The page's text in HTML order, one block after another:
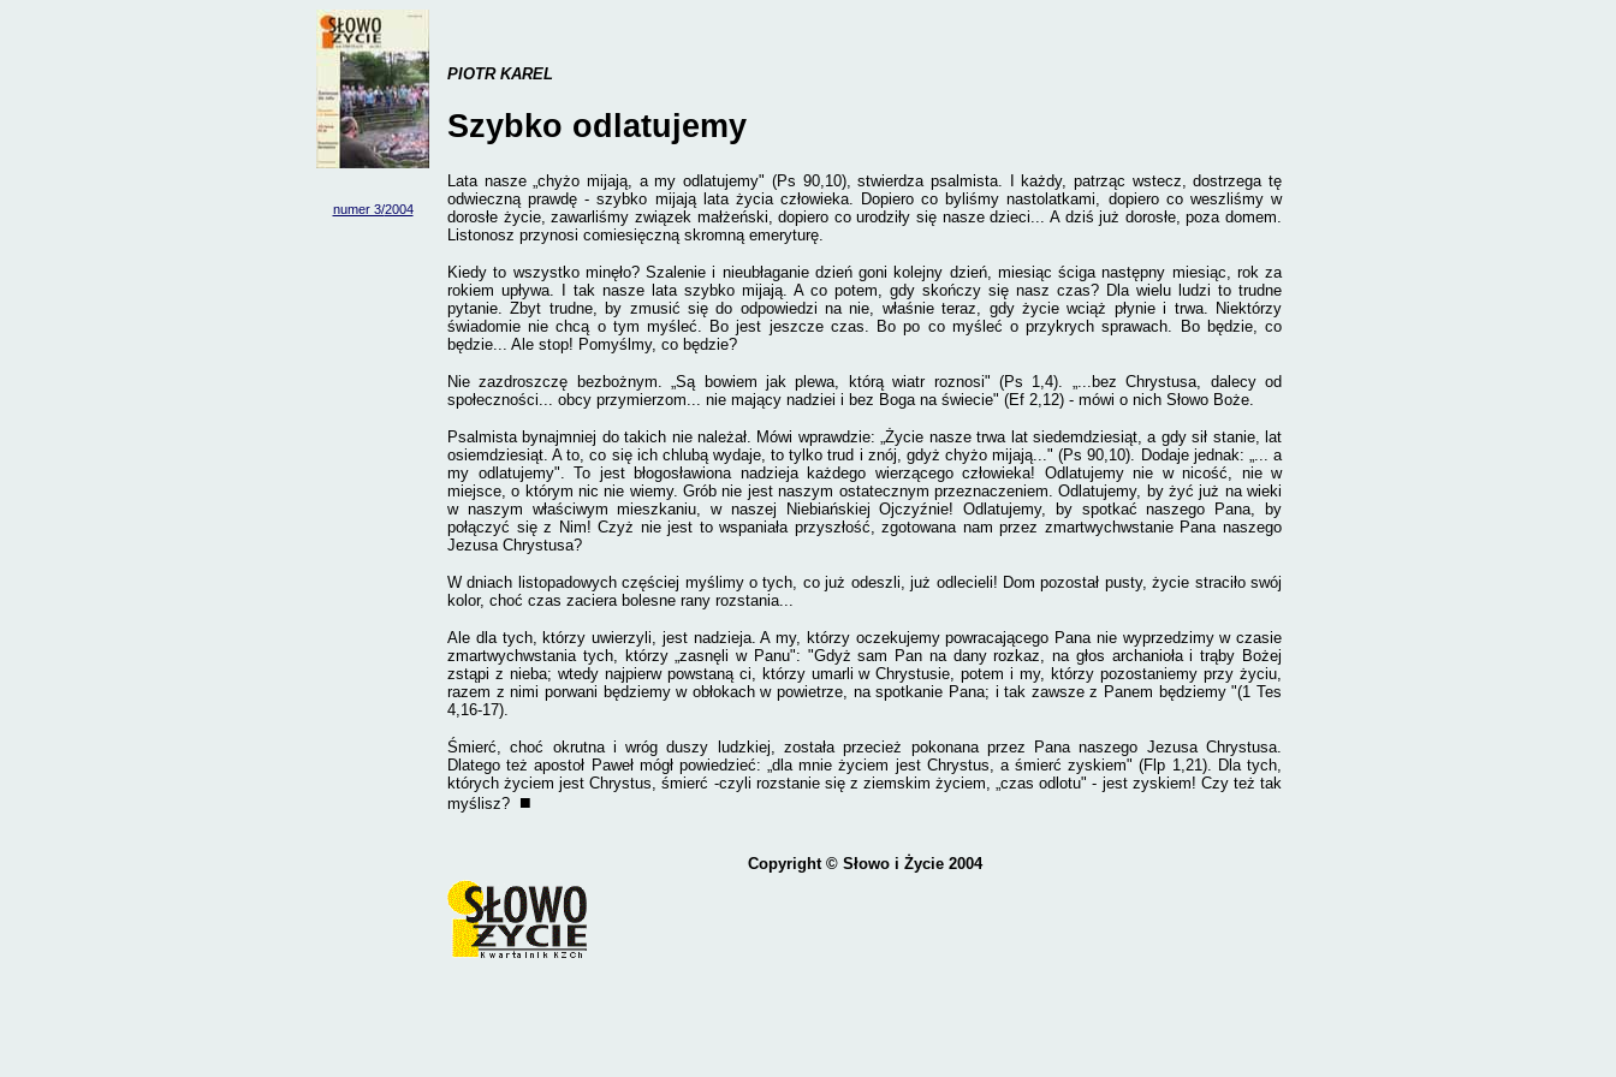
numer 3/2004
PIOTR KAREL
Szybko odlatujemy
Lata nasze „chyżo mijają, a my odlatujemy" (Ps 90,10), stwierdza psalmista. I każdy, patrząc wstecz, dostrzega tę
odwieczną prawdę - szybko mijają lata życia człowieka. Dopiero co byliśmy nastolatkami, dopiero co weszliśmy w
dorosłe życie, zawarliśmy związek małżeński, dopiero co urodziły się nasze dzieci... A dziś już dorosłe, poza domem.
Listonosz przynosi comiesięczną skromną emeryturę.
Kiedy to wszystko minęło? Szalenie i nieubłaganie dzień goni kolejny dzień, miesiąc ściga następny miesiąc, rok za
rokiem upływa. I tak nasze lata szybko mijają. A co potem, gdy skończy się nasz czas? Dla wielu ludzi to trudne
pytanie. Zbyt trudne, by zmusić się do odpowiedzi na nie, właśnie teraz, gdy życie wciąż płynie i trwa. Niektórzy
świadomie nie chcą o tym myśleć. Bo jest jeszcze czas. Bo po co myśleć o przykrych sprawach. Bo będzie, co
będzie... Ale stop! Pomyślmy, co będzie?
Nie zazdroszczę bezbożnym. „Są bowiem jak plewa, którą wiatr roznosi" (Ps 1,4). „...bez Chrystusa, dalecy od
społeczności... obcy przymierzom... nie mający nadziei i bez Boga na świecie" (Ef 2,12) - mówi o nich Słowo Boże.
Psalmista bynajmniej do takich nie należał. Mówi wprawdzie: „Życie nasze trwa lat siedemdziesiąt, a gdy sił stanie, lat
osiemdziesiąt. A to, co się ich chlubą wydaje, to tylko trud i znój, gdyż chyżo mijają..." (Ps 90,10). Dodaje jednak: „... a
my odlatujemy". To jest błogosławiona nadzieja każdego wierzącego człowieka! Odlatujemy nie w nicość, nie w
miejsce, o którym nic nie wiemy. Grób nie jest naszym ostatecznym przeznaczeniem. Odlatujemy, by żyć już na wieki
w naszym właściwym mieszkaniu, w naszej Niebiańskiej Ojczyźnie! Odlatujemy, by spotkać naszego Pana, by
połączyć się z Nim! Czyż nie jest to wspaniała przyszłość, zgotowana nam przez zmartwychwstanie Pana naszego
Jezusa Chrystusa?
W dniach listopadowych częściej myślimy o tych, co już odeszli, już odlecieli! Dom pozostał pusty, życie straciło swój
kolor, choć czas zaciera bolesne rany rozstania...
Ale dla tych, którzy uwierzyli, jest nadzieja. A my, którzy oczekujemy powracającego Pana nie wyprzedzimy w czasie
zmartwychwstania tych, którzy „zasnęli w Panu": "Gdyż sam Pan na dany rozkaz, na głos archanioła i trąby Bożej
zstąpi z nieba; wtedy najpierw powstaną ci, którzy umarli w Chrystusie, potem i my, którzy pozostaniemy przy życiu,
razem z nimi porwani będziemy w obłokach w powietrze, na spotkanie Pana; i tak zawsze z Panem będziemy "(1 Tes
4,16-17).
Śmierć, choć okrutna i wróg duszy ludzkiej, została przecież pokonana przez Pana naszego Jezusa Chrystusa.
Dlatego też apostoł Paweł mógł powiedzieć: „dla mnie życiem jest Chrystus, a śmierć zyskiem" (Flp 1,21). Dla tych,
których życiem jest Chrystus, śmierć -czyli rozstanie się z ziemskim życiem, „czas odlotu" - jest zyskiem! Czy też tak
myślisz? ■
Copyright © Słowo i Życie 2004